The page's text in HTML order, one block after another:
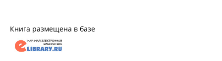
Книга размещена в базе